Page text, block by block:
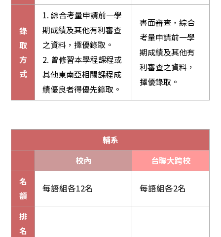
錄
取
方
式
1. 綜合考量申請前一學
期成績及其他有利審查
之資料，擇優錄取。
2. 曾修習本學程課程或
其他東南亞相關課程成
績優良者得優先錄取。
書面審查，綜合
考量申請前一學
期成績及其他有
利審查之資料，
擇優錄取。
輔系
校內
台聯大跨校
名
額
每語組各12名 每語組各2名
排
名